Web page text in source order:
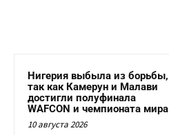
Нигерия выбыла из борьбы,
так как Камерун и Малави
достигли полуфинала
WAFCON и чемпионата мира
10 августа 2026